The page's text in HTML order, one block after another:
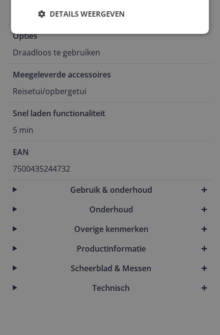
Nat en droog scheren
Opties
Draadloos te gebruiken
Meegeleverde accessoires
Reisetui/opbergetui
Snel laden functionaliteit
5 min
EAN
7500435244732
Gebruik & onderhoud
Onderhoud
Overige kenmerken
Productinformatie
Scheerblad & Messen
Technisch
DETAILS WEERGEVEN